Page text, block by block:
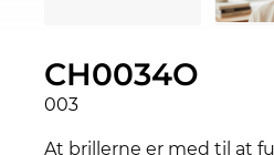
CH0034O
003
At brillerne er med til at